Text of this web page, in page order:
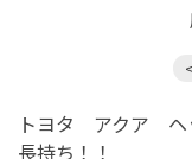
トヨタ アクア ヘ
長持ち！！